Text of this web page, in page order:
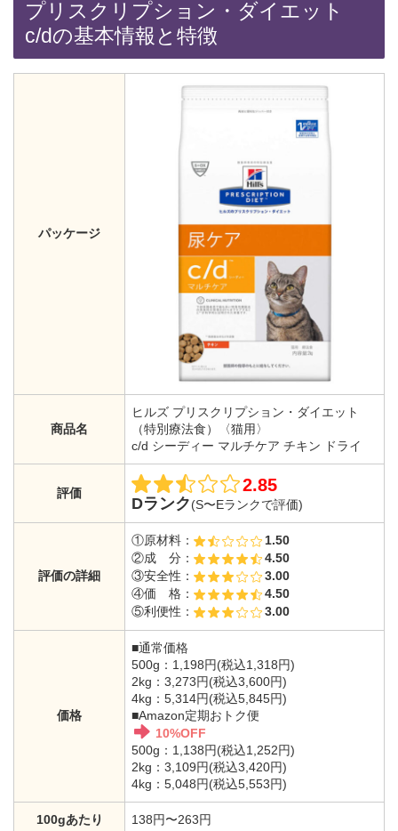
プリスクリプション・ダイエット
c/dの基本情報と特徴
パッケージ
商品名
ヒルズ プリスクリプション・ダイエット
（特別療法食）〈猫用〉
c/d シーディー マルチケア チキン ドライ
評価 2.85
Dランク(S〜Eランクで評価)
評価の詳細
①原材料：
1.50
②成 分：
4.50
③安全性：
3.00
④価 格：
4.50
⑤利便性：
3.00
価格
■通常価格
500g：1,198円(税込1,318円)
2kg：3,273円(税込3,600円)
4kg：5,314円(税込5,845円)
■Amazon定期おトク便
10%OFF
500g：1,138円(税込1,252円)
2kg：3,109円(税込3,420円)
4kg：5,048円(税込5,553円)
100gあたり 138円〜263円